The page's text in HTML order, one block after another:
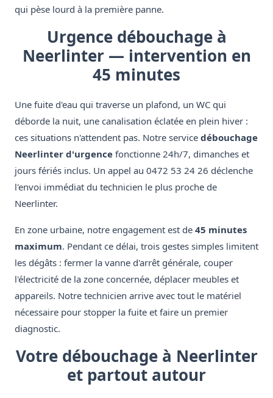
qui pèse lourd à la première panne.
Urgence débouchage à
Neerlinter — intervention en
45 minutes
Une fuite d'eau qui traverse un plafond, un WC qui
déborde la nuit, une canalisation éclatée en plein hiver :
ces situations n'attendent pas. Notre service débouchage
Neerlinter d'urgence fonctionne 24h/7, dimanches et
jours fériés inclus. Un appel au 0472 53 24 26 déclenche
l'envoi immédiat du technicien le plus proche de
Neerlinter.
En zone urbaine, notre engagement est de 45 minutes
maximum. Pendant ce délai, trois gestes simples limitent
les dégâts : fermer la vanne d'arrêt générale, couper
l'électricité de la zone concernée, déplacer meubles et
appareils. Notre technicien arrive avec tout le matériel
nécessaire pour stopper la fuite et faire un premier
diagnostic.
Votre débouchage à Neerlinter
et partout autour